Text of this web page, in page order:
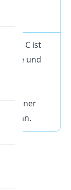
C ist
und
kann.